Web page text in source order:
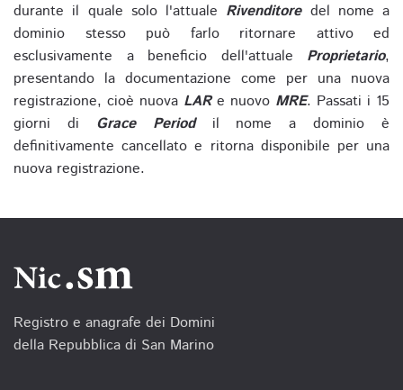
durante il quale solo l'attuale Rivenditoredel nome a
dominio stesso può farlo ritornare attivo ed
esclusivamente a beneficio dell'attuale Proprietario,
presentando la documentazione come per una nuova
registrazione, cioè nuova LARe nuovo MRE. Passati i 15
giorni di Grace Periodil nome a dominio è
definitivamente cancellato e ritorna disponibile per una
nuova registrazione.
Registro e anagrafe dei Domini
della Repubblica di San Marino